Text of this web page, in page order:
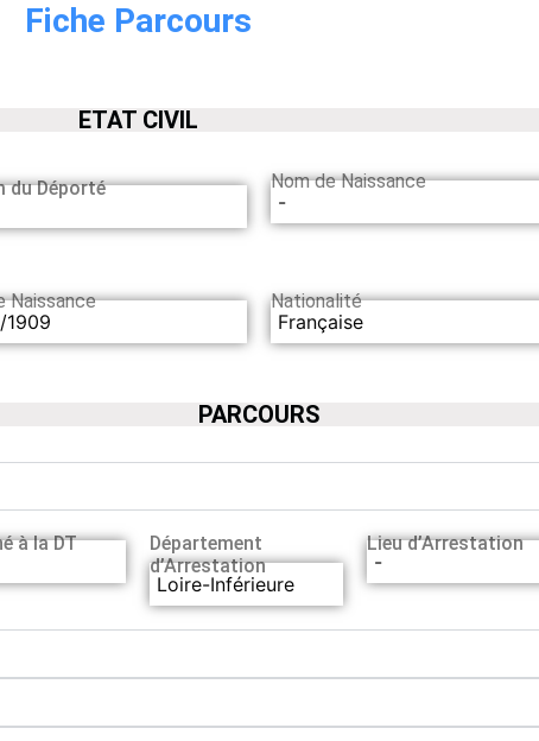
Fiche Parcours
ETAT CIVIL
du Déporté Nom de Naissance
-
Naissance Nationalité
Française
PARCOURS
à la DT
Département
d’Arrestation
Loire-Inférieure
Lieu d’Arrestation
-